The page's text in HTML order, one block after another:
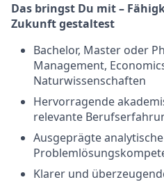
Das bringst Du mit –
Zukunft gestaltest
Bachelor, Master oder
Management,
Naturwissenschaften
Hervorragende
relevante
Ausgeprägte
Klarer und